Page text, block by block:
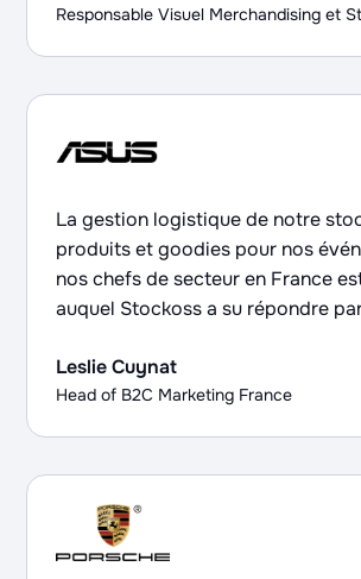
Responsable Visuel Merchandising et
La gestion logistique de notre
produits et goodies pour nos
nos chefs de secteur en France
auquel Stockoss a su répondre
Leslie Cuynat
Head of B2C Marketing France